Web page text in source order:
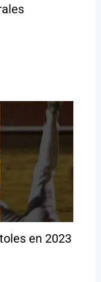
en 2023